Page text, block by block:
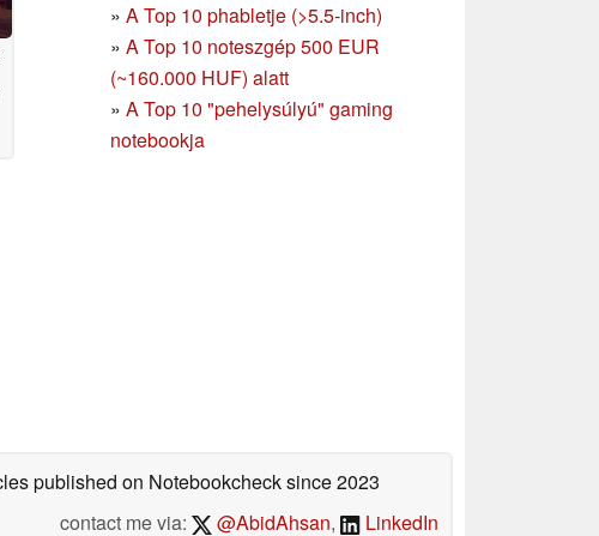
» A Top 10 phabletje (>5.5-inch)
» A Top 10 noteszgép 500 EUR
(~160.000 HUF) alatt
» A Top 10 "pehelysúlyú" gaming
notebookja
published on Notebookchecksince 2023
contact me via:
@AbidAhsan, LinkedIn